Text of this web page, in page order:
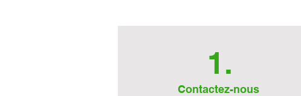
1.
Contactez-nous